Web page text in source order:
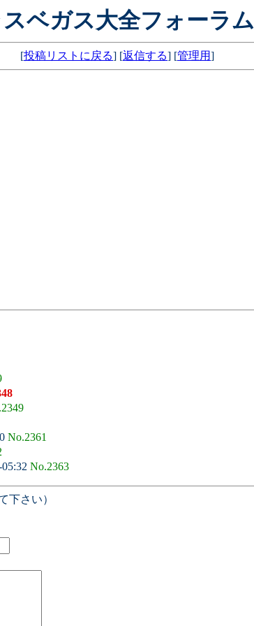
スベガス大全フォーラム
[投稿リストに戻る] [返信する] [管理用]
No.2361
No.2363
下さい）